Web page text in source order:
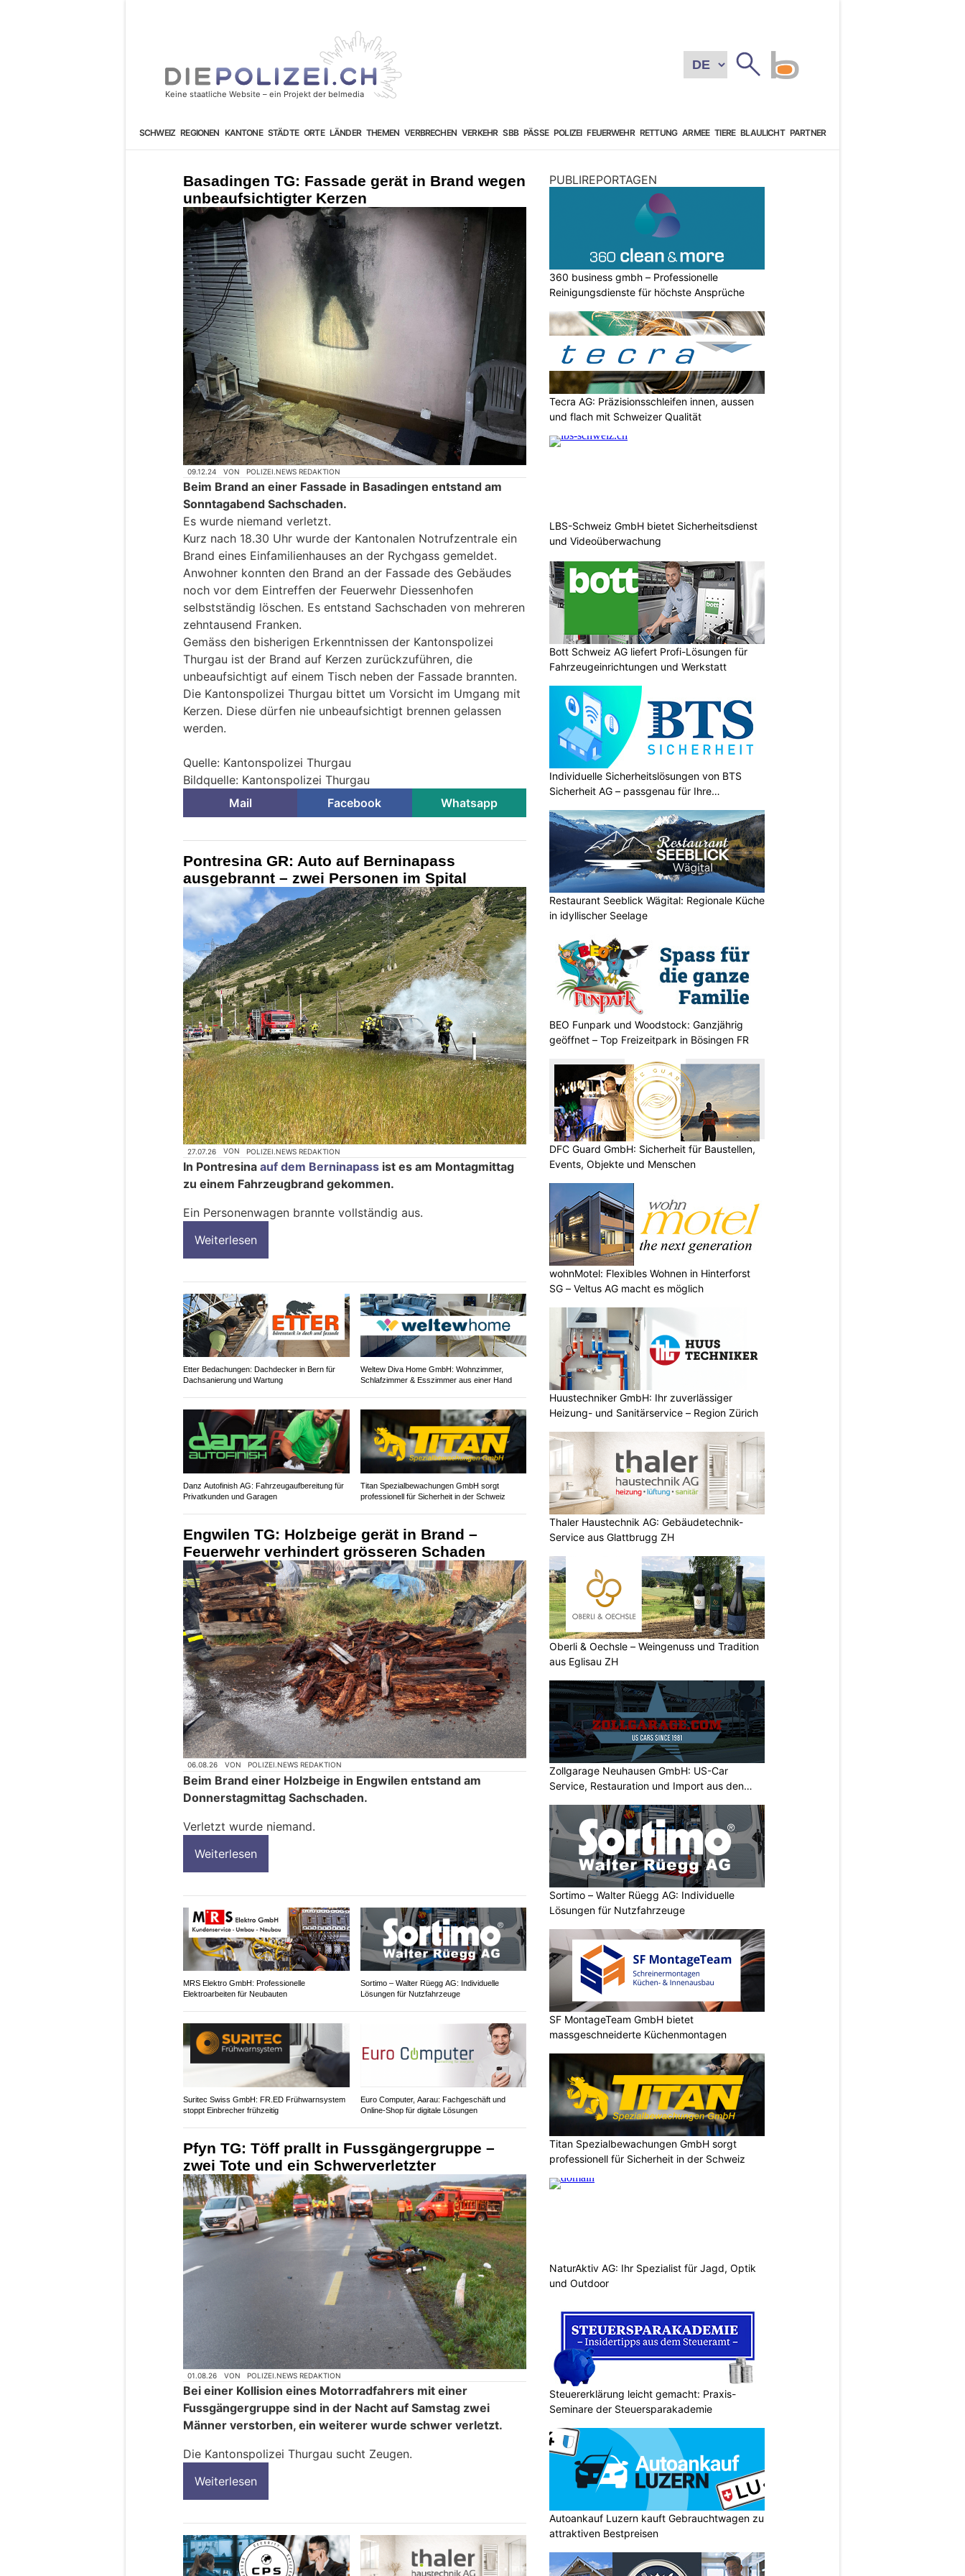
SCHWEIZ REGIONEN KANTONE STÄDTE ORTE LÄNDER THEMEN VERBRECHEN VERKEHR SBB PÄSSE POLIZEI FEUERWEHR RETTUNG ARMEE TIERE BLAULICHT PARTNER
Basadingen TG: Fassade gerät in Brand wegen
unbeaufsichtigter Kerzen
09.12.24 VON POLIZEI.NEWS REDAKTION
Beim Brand an einer Fassade in Basadingen entstand am
Sonntagabend Sachschaden.
Es wurde niemand verletzt.
Kurz nach 18.30 Uhr wurde der Kantonalen Notrufzentrale ein
Brand eines Einfamilienhauses an der Rychgass gemeldet.
Anwohner konnten den Brand an der Fassade des Gebäudes
noch vor dem Eintreffen der Feuerwehr Diessenhofen
selbstständig löschen. Es entstand Sachschaden von mehreren
zehntausend Franken.
Gemäss den bisherigen Erkenntnissen der Kantonspolizei
Thurgau ist der Brand auf Kerzen zurückzuführen, die
unbeaufsichtigt auf einem Tisch neben der Fassade brannten.
Die Kantonspolizei Thurgau bittet um Vorsicht im Umgang mit
Kerzen. Diese dürfen nie unbeaufsichtigt brennen gelassen
werden.
Quelle: Kantonspolizei Thurgau
Bildquelle: Kantonspolizei Thurgau
Mail
Facebook Whatsapp
Pontresina GR: Auto auf Berninapass
ausgebrannt – zwei Personen im Spital
27.07.26 VON POLIZEI.NEWS REDAKTION
In Pontresina auf dem Berninapass ist es am Montagmittag
zu einem Fahrzeugbrand gekommen.
Ein Personenwagen brannte vollständig aus.
Weiterlesen
Etter Bedachungen: Dachdecker in Bern für
Dachsanierung und Wartung
Weltew Diva Home GmbH: Wohnzimmer,
Schlafzimmer & Esszimmer aus einer Hand
Danz Autofinish AG: Fahrzeugaufbereitung für
Privatkunden und Garagen
Titan Spezialbewachungen GmbH sorgt
professionell für Sicherheit in der Schweiz
Engwilen TG: Holzbeige gerät in Brand –
Feuerwehr verhindert grösseren Schaden
06.08.26 VON POLIZEI.NEWS REDAKTION
Beim Brand einer Holzbeige in Engwilen entstand am
Donnerstagmittag Sachschaden.
Verletzt wurde niemand.
Weiterlesen
MRS Elektro GmbH: Professionelle
Elektroarbeiten für Neubauten
Sortimo – Walter Rüegg AG: Individuelle
Lösungen für Nutzfahrzeuge
Suritec Swiss GmbH: FR.ED Frühwarnsystem
stoppt Einbrecher frühzeitig
Euro Computer, Aarau: Fachgeschäft und
Online-Shop für digitale Lösungen
Pfyn TG: Töff prallt in Fussgängergruppe –
zwei Tote und ein Schwerverletzter
01.08.26 VON POLIZEI.NEWS REDAKTION
Bei einer Kollision eines Motorradfahrers mit einer
Fussgängergruppe sind in der Nacht auf Samstag zwei
Männer verstorben, ein weiterer wurde schwer verletzt.
Die Kantonspolizei Thurgau sucht Zeugen.
Weiterlesen
PUBLIREPORTAGEN
360 business gmbh – Professionelle
Reinigungsdienste für höchste Ansprüche
Tecra AG: Präzisionsschleifen innen, aussen
und flach mit Schweizer Qualität
LBS-Schweiz GmbH bietet Sicherheitsdienst
und Videoüberwachung
Bott Schweiz AG liefert Profi-Lösungen für
Fahrzeugeinrichtungen und Werkstatt
Individuelle Sicherheitslösungen von BTS
Sicherheit AG – passgenau für Ihre
Restaurant Seeblick Wägital: Regionale Küche
in idyllischer Seelage
BEO Funpark und Woodstock: Ganzjährig
geöffnet – Top Freizeitpark in Bösingen FR
DFC Guard GmbH: Sicherheit für Baustellen,
Events, Objekte und Menschen
wohnMotel: Flexibles Wohnen in Hinterforst
SG – Veltus AG macht es möglich
Huustechniker GmbH: Ihr zuverlässiger
Heizung- und Sanitärservice – Region Zürich
Thaler Haustechnik AG: Gebäudetechnik-
Service aus Glattbrugg ZH
Oberli & Oechsle – Weingenuss und Tradition
aus Eglisau ZH
Zollgarage Neuhausen GmbH: US-Car
Service, Restauration und Import aus den
Sortimo – Walter Rüegg AG: Individuelle
Lösungen für Nutzfahrzeuge
SF MontageTeam GmbH bietet
massgeschneiderte Küchenmontagen
Titan Spezialbewachungen GmbH sorgt
professionell für Sicherheit in der Schweiz
NaturAktiv AG: Ihr Spezialist für Jagd, Optik
und Outdoor
Steuererklärung leicht gemacht: Praxis-
Seminare der Steuersparakademie
Autoankauf Luzern kauft Gebrauchtwagen zu
attraktiven Bestpreisen